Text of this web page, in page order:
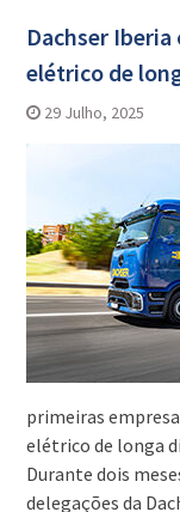
Dachser
elétrico de
29 Julho, 2025
primeiras
elétrico de longa
Durante dois
delegações da